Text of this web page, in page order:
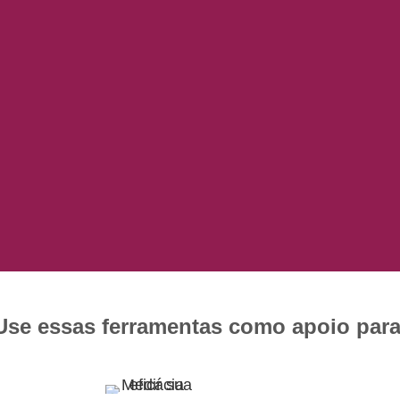
essas ferramentas como apoio